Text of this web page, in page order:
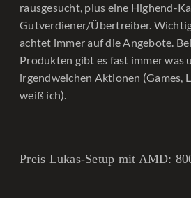
rausgesucht, plus eine Highend-
Gutverdiener/Übertreiber.
achtet immer auf die Angebote.
Produkten gibt es fast immer was
irgendwelchen Aktionen (Games,
weiß ich).
Preis Lukas-Setup mit AMD: